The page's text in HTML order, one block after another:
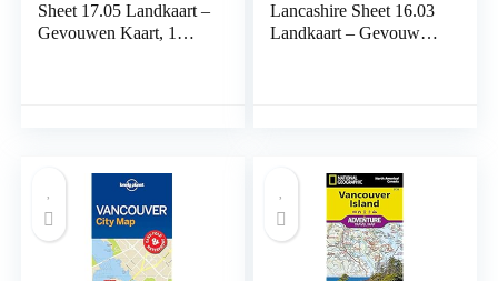
Sheet 17.05 Landkaart –
Gevouwen Kaart, 1
Lancashire Sheet 16.03
Landkaart – Gevouwen